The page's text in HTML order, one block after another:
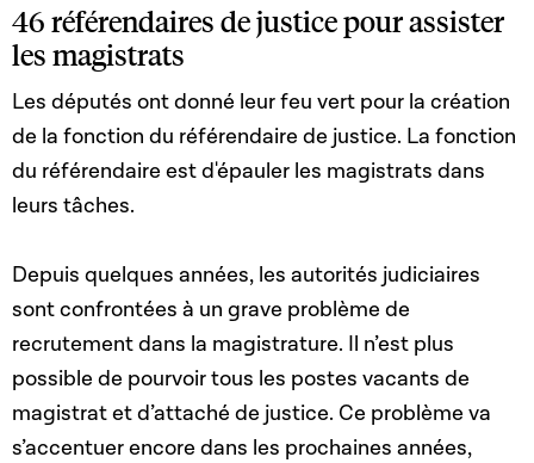
46 référendaires de justice pour assister
les magistrats
Les députés ont donné leur feu vert pour la création
de la fonction du référendaire de justice. La fonction
du référendaire est d'épauler les magistrats dans
leurs tâches.
Depuis quelques années, les autorités judiciaires
sont confrontées à un grave problème de
recrutement dans la magistrature. Il n’est plus
possible de pourvoir tous les postes vacants de
magistrat et d’attaché de justice. Ce problème va
s’accentuer encore dans les prochaines années,